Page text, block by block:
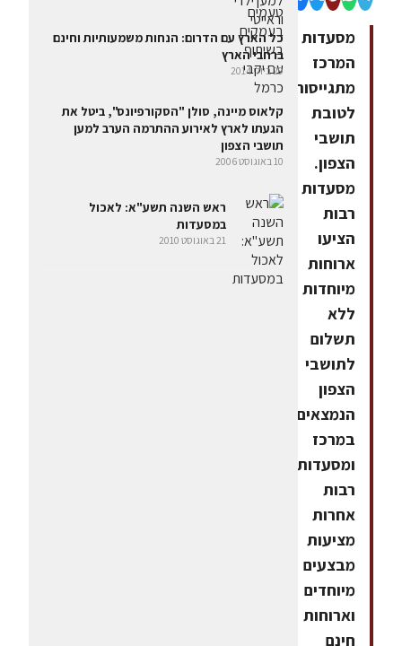
מסעדות
המרכז
מתגייסות
לטובת
תושבי
הצפון.
מסעדות
רבות
הציעו
ארוחות
מיוחדות
ללא
תשלום
לתושבי
הצפון
הנמצאים
במרכז
ומסעדות
רבות
אחרות
מציעות
מבצעים
מיוחדים
וארוחות
חינם
כל הארץ עם הדרום: הנחות משמעותיות וחינם
ברחבי הארץ
29 ביולי 2014
קלאוס מיינה, סולן "הסקורפיונס", ביטל את
הגעתו לארץ לאירוע ההתרמה הערב למען
תושבי הצפון
10 באוגוסט 2006
ראש השנה תשע"א: לאכול
במסעדות
21 באוגוסט 2010